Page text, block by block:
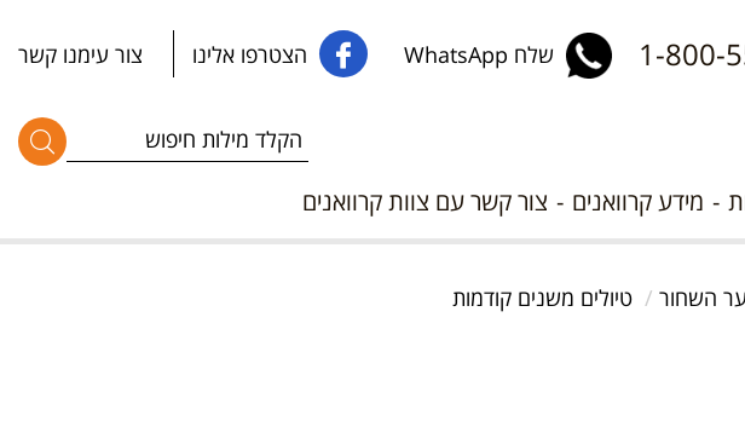
שלח WhatsApp הצטרפו אלינו צור עימנו קשר
מידע קרוואנים צור קשר עם צוות קרוואנים
השחור
טיולים משנים קודמות